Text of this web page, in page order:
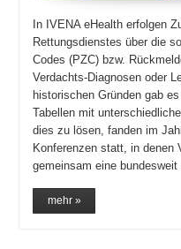
In IVENA eHealth erfolgen
Rettungsdienstes über die
Codes (PZC) bzw.
Verdachts-Diagnosen oder
historischen Gründen gab
Tabellen mit
dies zu lösen, fanden im
Konferenzen statt, in denen
gemeinsam eine
mehr »